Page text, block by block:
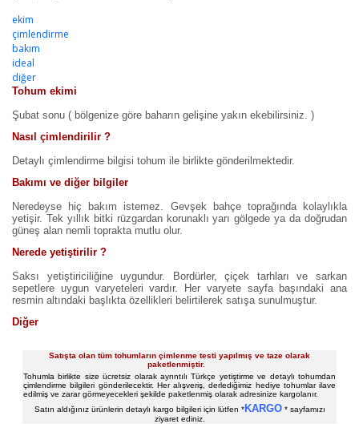
ekim
çimlendirme
bakım
ideal
diğer
Tohum ekimi
Şubat sonu ( bölgenize göre baharın gelişine yakın ekebilirsiniz. )
Nasıl çimlendirilir ?
Detaylı çimlendirme bilgisi tohum ile birlikte gönderilmektedir.
Bakımı ve diğer bilgiler
Neredeyse hiç bakım istemez. Gevşek bahçe toprağında kolaylıkla
yetişir. Tek yıllık bitki rüzgardan korunaklı yarı gölgede ya da doğrudan
güneş alan nemli toprakta mutlu olur.
Nerede yetiştirilir ?
Saksı yetiştiriciliğine uygundur. Bordürler, çiçek tarhları ve sarkan
sepetlere uygun varyeteleri vardır. Her varyete sayfa başındaki ana
resmin altındaki başlıkta özellikleri belirtilerek satışa sunulmuştur.
Diğer
Satışta olan tüm tohumların çimlenme testi yapılmış ve taze olarak
paketlenmiştir.
Tohumla birlikte size ücretsiz olarak ayrıntılı Türkçe yetiştirme ve detaylı tohumdan
çimlendirme bilgileri gönderilecektir. Her alışveriş, derlediğimiz hediye tohumlar ilave
edilmiş ve zarar görmeyecekleri şekilde paketlenmiş olarak adresinize kargolanır.
Satın aldığınız ürünlerin detaylı kargo bilgileri için lütfen *KARGO* sayfamızı
ziyaret ediniz.